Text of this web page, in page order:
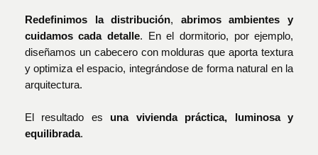
Redefinimos la distribución, abrimos ambientes y
cuidamos cada detalle. En el dormitorio, por ejemplo,
diseñamos un cabecero con molduras que aporta textura
y optimiza el espacio, integrándose de forma natural en la
arquitectura.
El resultado es una vivienda práctica, luminosa y
equilibrada.